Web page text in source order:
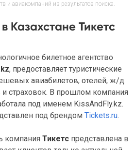
и авиакомпаний из результатов поиска.
Казахстане Тикетс
билетное агентство
, предоставляет туристические
авиабилетов, отелей, ж/д
и страховок. В прошлом компания
под именем KissAndFly.kz.
под брендом Tickets.ru.
компания Тикетс представлена в